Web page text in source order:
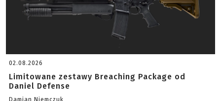
02.08.2026
Limitowane zestawy Breaching Package od
Daniel Defense